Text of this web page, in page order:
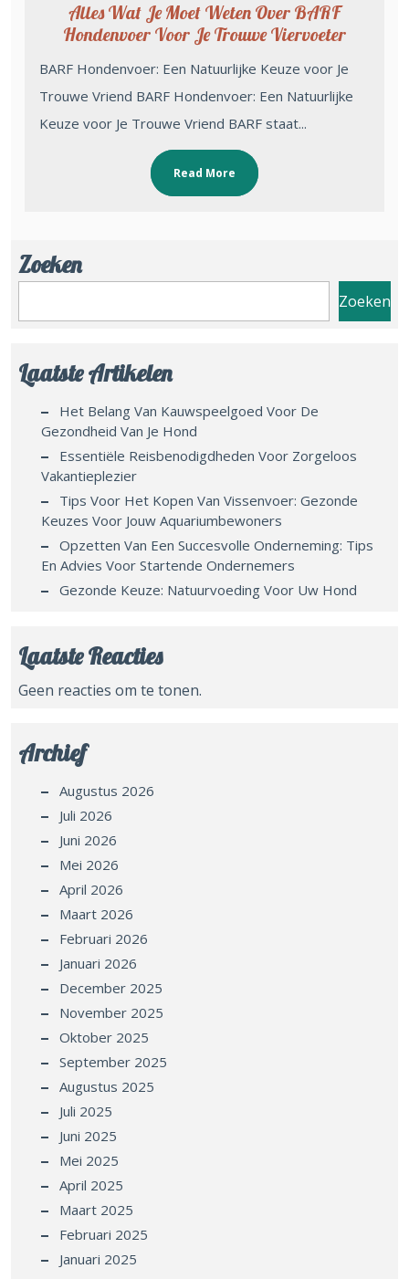
Alles Wat Je Moet Weten Over BARF
Hondenvoer Voor Je Trouwe Viervoeter
BARF Hondenvoer: Een Natuurlijke Keuze voor Je
Trouwe Vriend BARF Hondenvoer: Een Natuurlijke
Keuze voor Je Trouwe Vriend BARF staat...
Read More
Zoeken
Zoeken
Laatste Artikelen
Het Belang Van Kauwspeelgoed Voor De
Gezondheid Van Je Hond
Essentiële Reisbenodigdheden Voor Zorgeloos
Vakantieplezier
Tips Voor Het Kopen Van Vissenvoer: Gezonde
Keuzes Voor Jouw Aquariumbewoners
Opzetten Van Een Succesvolle Onderneming: Tips
En Advies Voor Startende Ondernemers
Gezonde Keuze: Natuurvoeding Voor Uw Hond
Laatste Reacties
Geen reacties om te tonen.
Archief
Augustus 2026
Juli 2026
Juni 2026
Mei 2026
April 2026
Maart 2026
Februari 2026
Januari 2026
December 2025
November 2025
Oktober 2025
September 2025
Augustus 2025
Juli 2025
Juni 2025
Mei 2025
April 2025
Maart 2025
Februari 2025
Januari 2025